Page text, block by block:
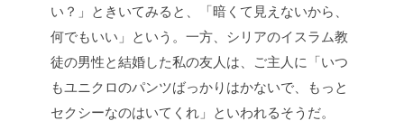
い？」ときいてみると、「暗くて見えないから、
何でもいい」という。一方、シリアのイスラム教
徒の男性と結婚した私の友人は、ご主人に「いつ
もユニクロのパンツばっかりはかないで、もっと
セクシーなのはいてくれ」といわれるそうだ。